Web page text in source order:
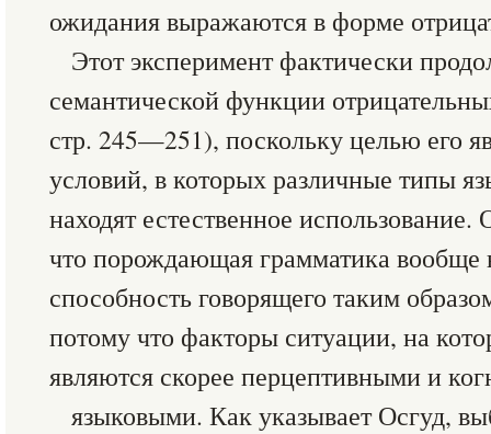
ожидания выражаются в форме
Этот эксперимент фактически
семантической функции
стр. 245—251), поскольку целью его
условий, в которых различные типы
находят естественное
что порождающая грам­матика вообще
способность говоря­щего таким
потому что факторы ситуации, на
являются скорее перцептивными и
языковыми. Как указывает Осгуд,